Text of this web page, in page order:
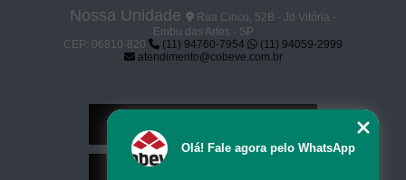
Nossa Unidade
Rua Cinco, 52B - Jd Vitória -
Embu das Artes - SP
CEP: 06810-820
(11) 94760-7954
(11) 94059-2999
atendimento@cobeve.com.br
Olá! Fale agora pelo WhatsApp